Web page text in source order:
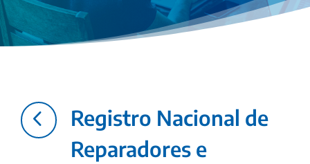
4
Registro Nacional de
Reparadores e